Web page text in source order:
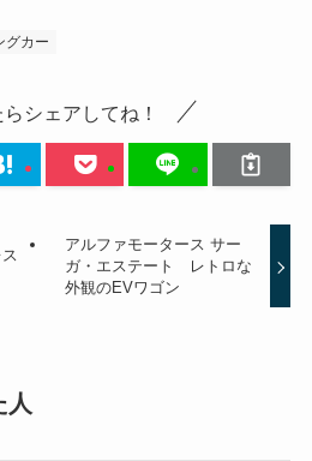
グカー
シェアしてね！
アルファモータース サー
ガ・エステート レトロな
外観のEVワゴン
人